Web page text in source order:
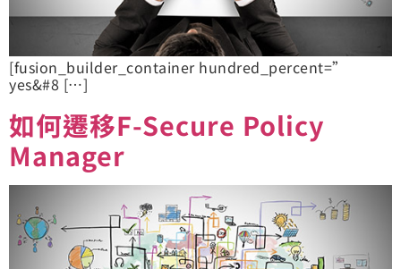
[fusion_builder_container hundred_percent=”
yes&#8 […]
如何遷移F-Secure Policy
Manager